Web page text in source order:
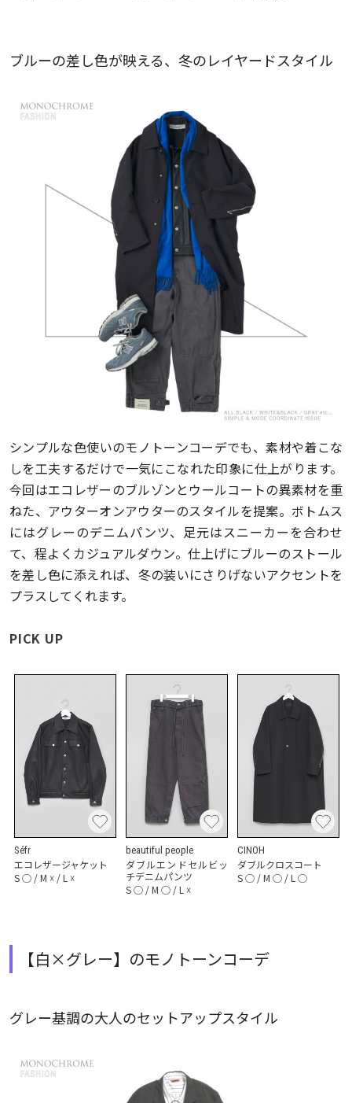
ブルーの差し色が映える、冬のレイヤードスタイル
シンプルな色使いのモノトーンコーデでも、素材や着こな
しを工夫するだけで一気にこなれた印象に仕上がります。
今回はエコレザーのブルゾンとウールコートの異素材を重
ねた、アウターオンアウターのスタイルを提案。ボトムス
にはグレーのデニムパンツ、足元はスニーカーを合わせ
て、程よくカジュアルダウン。仕上げにブルーのストール
を差し色に添えれば、冬の装いにさりげないアクセントを
プラスしてくれます。
PICK UP
Séfr
エコレザージャケット
S◯ /M ☓ /L ☓
beautiful people
ダブルエンドセルビッ
チデニムパンツ
S◯ /M ◯ /L ☓
CINOH
ダブルクロスコート
S◯ /M ◯ /L ◯
【白×グレー】のモノトーンコーデ
グレー基調の大人のセットアップスタイル